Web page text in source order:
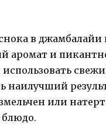
в джамбалайи
аромат и
наилучший
или
блюдо.